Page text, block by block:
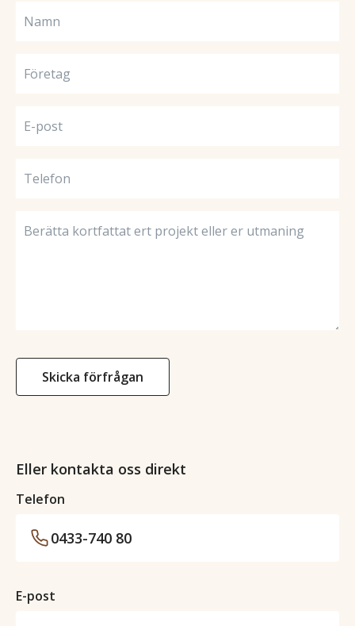
Skicka förfrågan
Eller kontakta oss direkt
Telefon
0433-740 80
E-post